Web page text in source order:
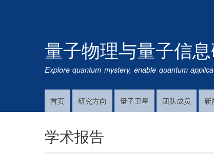
量子物理与量子信
Explore quantum mystery, enable quantum
Main首页 研究方向 量子卫星 团队成员 新
学术报告